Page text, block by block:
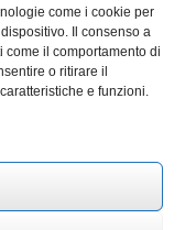
come i cookie per
Il consenso a
il comportamento di
o ritirare il
e funzioni.
29 Gennaio 2026
per eventi
DI
Valerio 2026